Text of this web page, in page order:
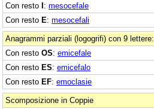
Con resto I: mesocefale
Con resto E: mesocefali
Anagrammi parziali (logogrifi) con 9 lettere:
Con resto OS: emicefale
Con resto ES: emicefalo
Con resto EF: emoclasie
Scomposizione in Coppie